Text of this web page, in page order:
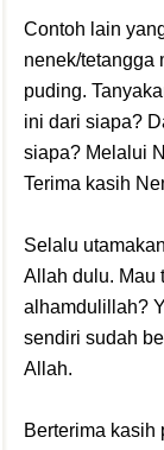
Contoh lain
nenek/tetangga
puding.
ini dari siapa?
siapa? Melalui
Terima kasih
Selalu
Allah dulu. Mau
alhamdulillah?
sendiri sudah
Allah.
Berterima kasih